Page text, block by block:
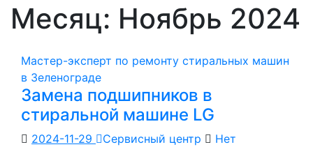
Месяц: Ноябрь 2024
Мастер-эксперт по ремонту стиральных машин
в Зеленограде
Замена подшипников в
стиральной машине LG
2024-11-29 Сервисный центр
Нет